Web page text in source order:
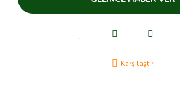
Karşılaştır